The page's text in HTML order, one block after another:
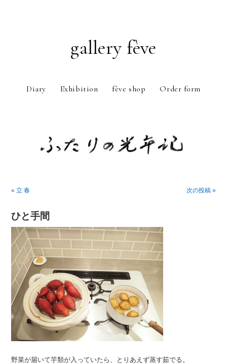
gallery fève
Diary Exhibition fève shop Order form
« 立 春
次の投稿 »
ひと手間
野菜が届いて芋類が入っていたら、とりあえず蒸す茹でる。